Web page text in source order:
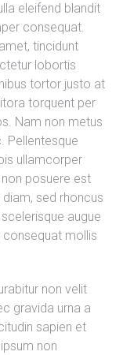
eleifend blandit
consequat.
tincidunt
lobortis
tortor justo at
torquent per
Nam non metus
Pellentesque
ullamcorper
posuere est
sed rhoncus
augue
consequat mollis
non velit
gravida urna a
sapien et
non